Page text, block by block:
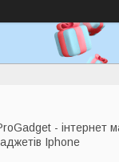
- iнтернет
Iphone